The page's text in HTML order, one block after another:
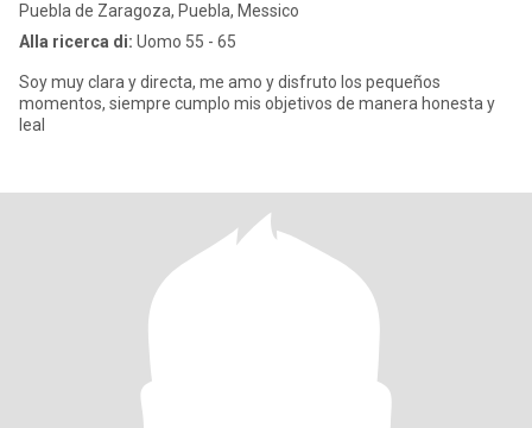
Puebla de Zaragoza, Puebla, Messico
Alla ricerca di: Uomo 55 - 65
Soy muy clara y directa, me amo y disfruto los pequeños
momentos, siempre cumplo mis objetivos de manera honesta y
leal